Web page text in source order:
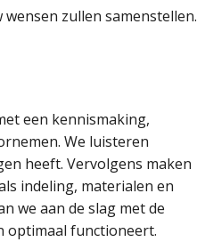
zullen samenstellen.
een kennismaking,
We luisteren
heeft. Vervolgens maken
indeling, materialen en
we aan de slag met de
optimaal functioneert.